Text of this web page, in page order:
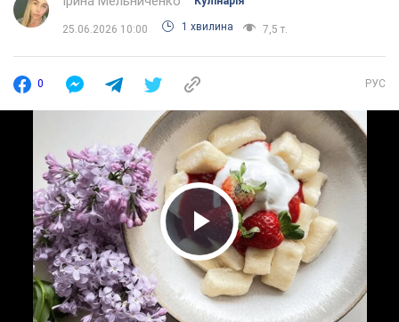
25.06.2026 10:00 1 хвилина 7,5 т.
0 РУС
Play Video